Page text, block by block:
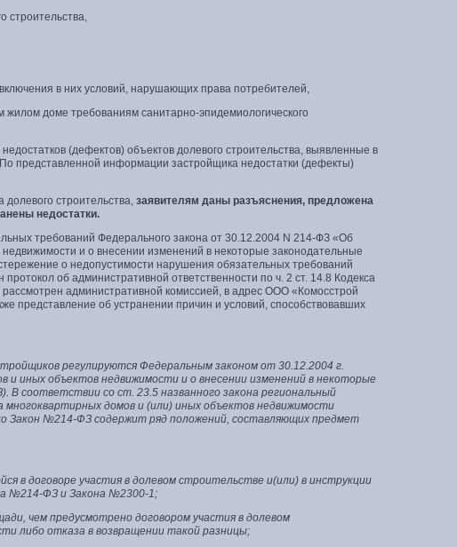
строительства,
в них условий, нарушающих права потребителей,
жилом доме требованиям санитарно-эпидемиологического
(дефектов) объектов долевого строительства, выявленные в
представленной информации застройщика недостатки (дефекты)
строительства, заявителям даны разъяснения, предложена
недостатки.
требований Федерального закона от 30.12.2004 N 214-ФЗ «Об
и о внесении изменений в некоторые законодательные
о недопустимости нарушения обязательных требований
об административной ответственности по ч. 2 ст. 14.8 Кодекса
административной комиссией, в адрес ООО «Комосстрой
представление об устранении причин и условий, способствовавших
регулируются Федеральным законом от 30.12.2004 г.
иных объектов недвижимости и о внесении изменений в некоторые
соответствии со ст. 23.5 названного закона региональный
домов и (или) иных объектов недвижимости
Закон №214-ФЗ содержит ряд положений, составляющих предмет
договоре участия в долевом строительстве и(или) в инструкции
№214-ФЗ и Закона №2300-1;
чем предусмотрено договором участия в долевом
либо отказа в возвращении такой разницы;